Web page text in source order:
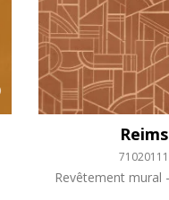
Reims
71020111
Revêtement mural